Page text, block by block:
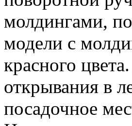
молдингами,
модели с
красного
открывания в
посадочное